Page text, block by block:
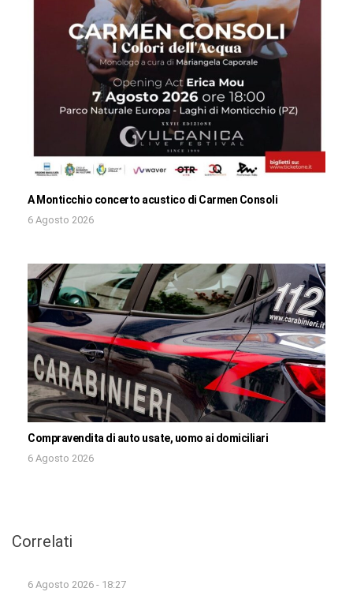
A Monticchio concerto acustico di Carmen Consoli
6 Agosto 2026
Compravendita di auto usate, uomo ai domiciliari
6 Agosto 2026
Correlati
6 Agosto 2026 - 18:27